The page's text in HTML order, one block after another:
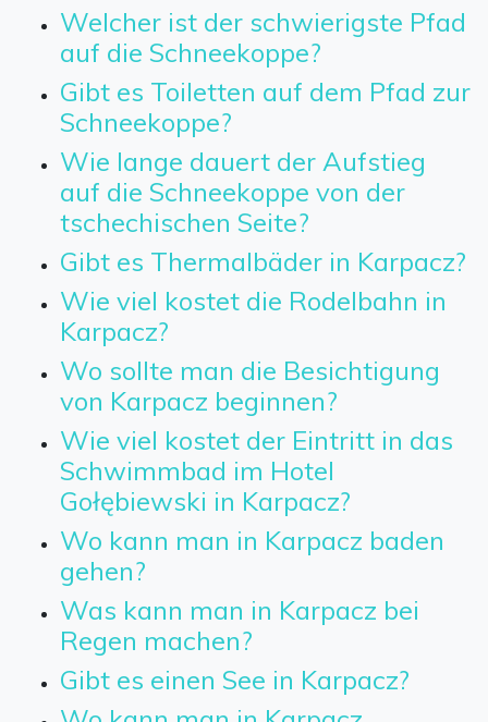
Welcher ist der schwierigste Pfad
auf die Schneekoppe?
Gibt es Toiletten auf dem Pfad zur
Schneekoppe?
Wie lange dauert der Aufstieg
auf die Schneekoppe von der
tschechischen Seite?
Gibt es Thermalbäder in Karpacz?
Wie viel kostet die Rodelbahn in
Karpacz?
Wo sollte man die Besichtigung
von Karpacz beginnen?
Wie viel kostet der Eintritt in das
Schwimmbad im Hotel
Gołębiewski in Karpacz?
Wo kann man in Karpacz baden
gehen?
Was kann man in Karpacz bei
Regen machen?
Gibt es einen See in Karpacz?